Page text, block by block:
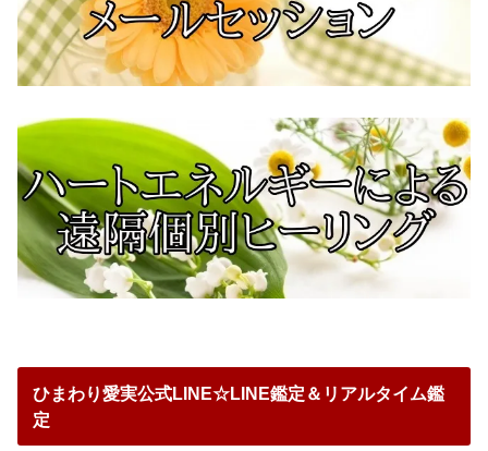
ひまわり愛実公式LINE☆LINE鑑定＆リアルタイム鑑
定